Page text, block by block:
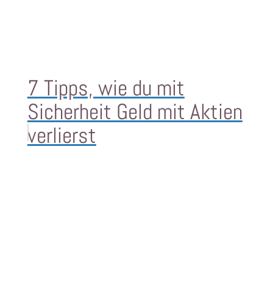
7 Tipps, wie du mit
Sicherheit Geld mit Aktien
verlierst